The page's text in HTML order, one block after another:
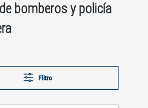
bomberos y policía
Filtro